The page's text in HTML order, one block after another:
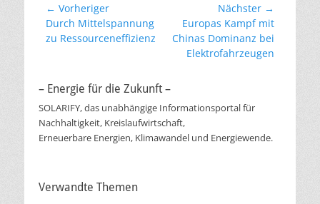
Beitragsnavigation
← Vorheriger
Vorheriger
Beitrag:
Durch Mittelspannung
zu Ressourceneffizienz
Nächster →
Nächster
Beitrag:
Europas Kampf mit
Chinas Dominanz bei
Elektrofahrzeugen
– Energie für die Zukunft –
SOLARIFY, das unabhängige Informationsportal für
Nachhaltigkeit, Kreislaufwirtschaft,
Erneuerbare Energien, Klimawandel und Energiewende.
Verwandte Themen